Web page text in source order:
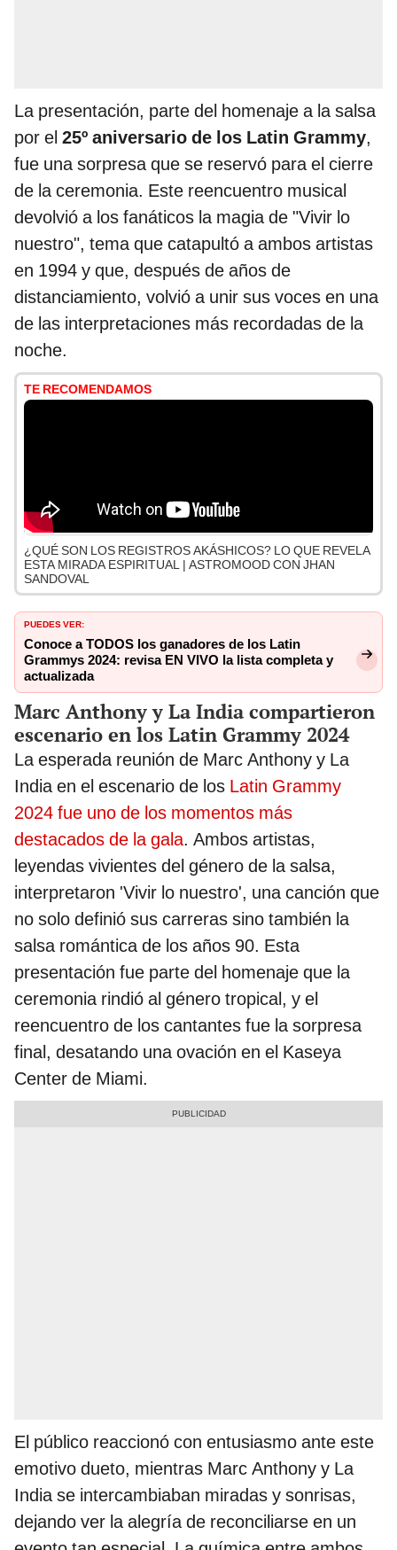
La presentación, parte del homenaje a la salsa
por el 25º aniversario de los Latin Grammy,
fue una sorpresa que se reservó para el cierre
de la ceremonia. Este reencuentro musical
devolvió a los fanáticos la magia de "Vivir lo
nuestro", tema que catapultó a ambos artistas
en 1994 y que, después de años de
distanciamiento, volvió a unir sus voces en una
de las interpretaciones más recordadas de la
noche.
TE RECOMENDAMOS
¿QUÉ SON LOS REGISTROS AKÁSHICOS? LO QUE REVELA
ESTA MIRADA ESPIRITUAL | ASTROMOOD CON JHAN
SANDOVAL
PUEDES VER:
Conoce a TODOS los ganadores de los Latin
Grammys 2024: revisa EN VIVO la lista completa y
actualizada
Marc Anthony y La India compartieron
escenario en los Latin Grammy 2024
La esperada reunión de Marc Anthony y La
India en el escenario de los Latin Grammy
2024 fue uno de los momentos más
destacados de la gala. Ambos artistas,
leyendas vivientes del género de la salsa,
interpretaron 'Vivir lo nuestro', una canción que
no solo definió sus carreras sino también la
salsa romántica de los años 90. Esta
presentación fue parte del homenaje que la
ceremonia rindió al género tropical, y el
reencuentro de los cantantes fue la sorpresa
final, desatando una ovación en el Kaseya
Center de Miami.
El público reaccionó con entusiasmo ante este
emotivo dueto, mientras Marc Anthony y La
India se intercambiaban miradas y sonrisas,
dejando ver la alegría de reconciliarse en un